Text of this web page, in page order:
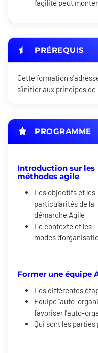
l'agilité peut
PRÉREQUIS
Cette formation
s'initier aux principes de
PROGRAMME
Introduction sur les
méthodes agile
Les objectifs et les
particularités de la
démarche Agile
Le contexte et les
modes
Former une équipe
Les différentes
Equipe “auto-
favoriser l'auto-
Qui sont les